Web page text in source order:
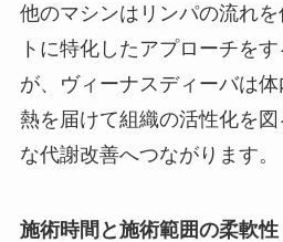
他のマシンはリンパの流れ
トに特化したアプローチを
が、ヴィーナスディーバは
熱を届けて組織の活性化を
な代謝改善へつながります。
施術時間と施術範囲の柔軟性